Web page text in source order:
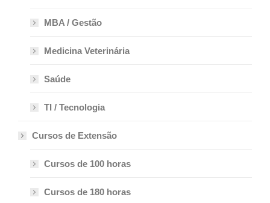
MBA / Gestão
Medicina Veterinária
Saúde
TI / Tecnologia
Cursos de Extensão
Cursos de 100 horas
Cursos de 180 horas